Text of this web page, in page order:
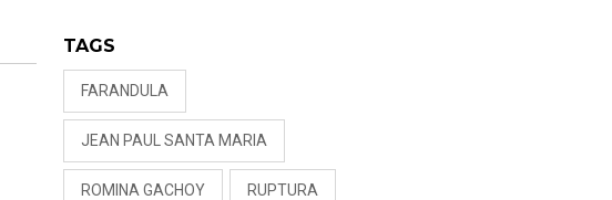
TAGS
FARANDULA
JEAN PAUL SANTA MARIA
ROMINA GACHOY RUPTURA